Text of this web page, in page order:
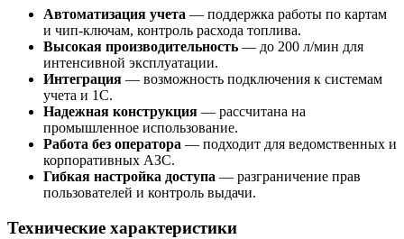
Автоматизация учета — поддержка работы по картам
и чип-ключам, контроль расхода топлива.
Высокая производительность — до 200 л/мин для
интенсивной эксплуатации.
Интеграция — возможность подключения к системам
учета и 1С.
Надежная конструкция — рассчитана на
промышленное использование.
Работа без оператора — подходит для ведомственных и
корпоративных АЗС.
Гибкая настройка доступа — разграничение прав
пользователей и контроль выдачи.
Технические характеристики